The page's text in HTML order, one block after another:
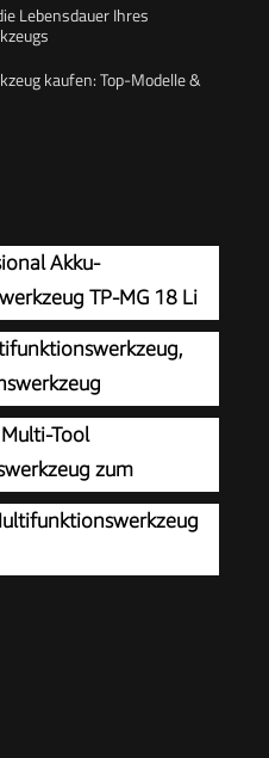
Lebensdauer Ihres
kaufen: Top-Modelle &
Akku-
TP-MG 18 Li
Tool
zum
und Camping;
Softgrip; 16
Messer;